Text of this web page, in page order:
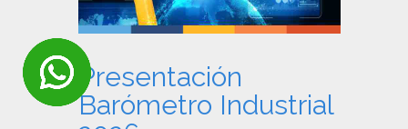
Presentación
Barómetro Industrial